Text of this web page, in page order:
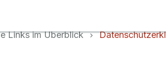
Links im Überblick